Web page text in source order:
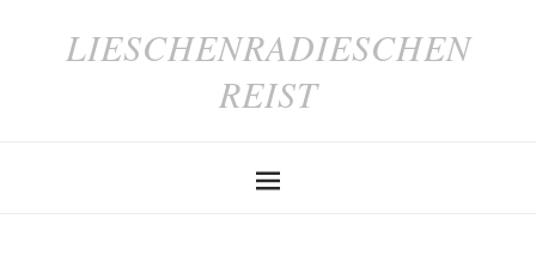
LIESCHENRADIESCHEN
REIST